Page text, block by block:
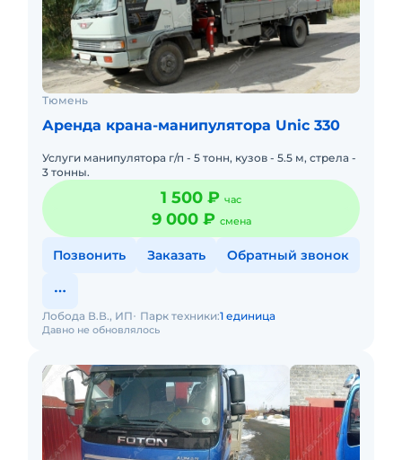
Тюмень
Аренда крана-манипулятора Unic 330
Услуги манипулятора г/п - 5 тонн, кузов - 5.5 м, стрела -
3 тонны.
1 500 ₽ час
9 000 ₽ смена
Позвонить Заказать Обратный звонок
Давно не обновлялось
Лобода В.В., ИП Парк техники:1 единица